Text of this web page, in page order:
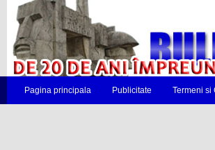
Pagina principala Publicitate Termeni si